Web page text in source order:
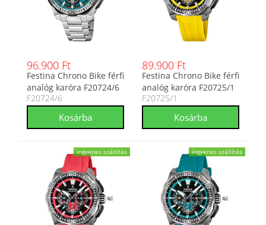
96.900 Ft
Festina Chrono Bike férfi
analóg karóra F20724/6
F20724/6
89.900 Ft
Festina Chrono Bike férfi
analóg karóra F20725/1
F20725/1
ingyenes szállítás ingyenes szállítás